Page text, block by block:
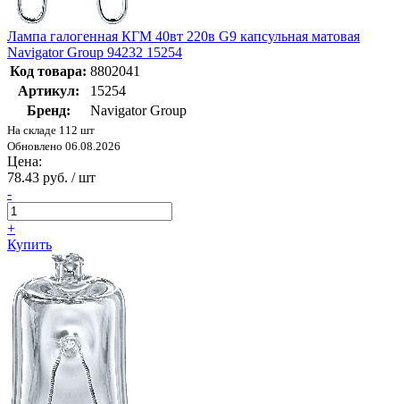
Лампа галогенная КГМ 40вт 220в G9 капсульная матовая
Navigator Group 94232 15254
Код товара: 8802041
Артикул:
15254
Бренд:
Navigator Group
На складе 112 шт
Обновлено 06.08.2026
Цена:
78.43 руб. / шт
-
+
Купить